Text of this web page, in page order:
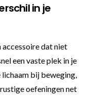
in je
accessoire dat niet
een vaste plek in je
bij beweging,
oefeningen net